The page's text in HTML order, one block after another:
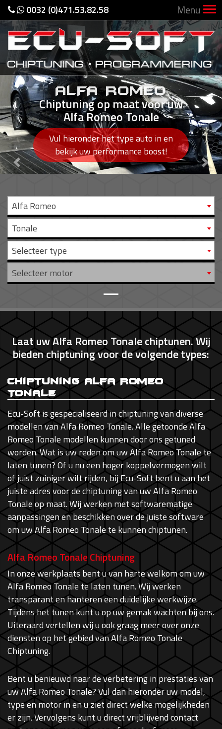
0032 (0)471.53.82.58 Menu
ALFA ROMEO
Chiptuning op maat voor uw
Alfa Romeo Tonale
Vul hieronder het type auto in en
bekijk uw performance boost!
Previous
Alfa Romeo
Tonale
Selecteer type
Selecteer motor
Laat uw Alfa Romeo Tonale chiptunen. Wij
bieden chiptuning voor de volgende types:
Chiptuning Alfa Romeo
Tonale
Ecu-Soft is gespecialiseerd in chiptuning van diverse
modellen van Alfa Romeo Tonale. Alle getoonde Alfa
Romeo Tonale modellen kunnen door ons getuned
worden. Wat is uw reden om uw Alfa Romeo Tonale te
laten tunen? Of u nu een hoger koppelvermogen wilt
of juist zuiniger wilt rijden, bij Ecu-Soft bent u aan het
juiste adres voor de chiptuning van uw Alfa Romeo
Tonale op maat. Wij werken met softwarematige
aanpassingen en beschikken over de juiste software
om uw Alfa Romeo Tonale te kunnen chiptunen.
Alfa Romeo Tonale Chiptuning
In onze werkplaats bent u van harte welkom om uw
Alfa Romeo Tonale te laten tunen. Wij werken
transparant en hanteren een duidelijke werkwijze.
Tijdens het tunen kunt u op uw gemak wachten bij ons.
Uiteraard vertellen wij u ook graag meer over onze
diensten op het gebied van Alfa Romeo Tonale
Chiptuning.
Bent u benieuwd naar de verbetering in prestaties van
uw Alfa Romeo Tonale? Vul dan hieronder uw model,
type en motor in en u ziet direct welke mogelijkheden
er zijn. Vervolgens kunt u direct vrijblijvend contact